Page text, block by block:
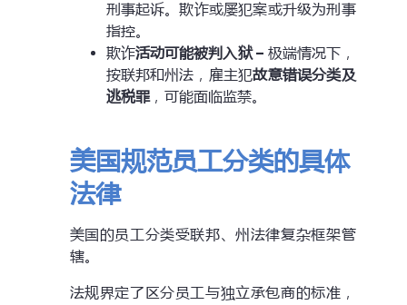
刑事起诉。欺诈或屡犯案或升级为刑事
指控。
欺诈活动可能被判入狱 – 极端情况下，
按联邦和州法，雇主犯故意错误分类及
逃税罪，可能面临监禁。
美国规范员工分类的具体
法律
美国的员工分类受联邦、州法律复杂框架管
辖。
法规界定了区分员工与独立承包商的标准，